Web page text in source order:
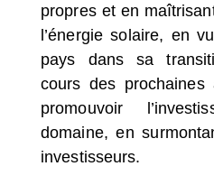
propres et en
l’énergie solaire, en
pays dans sa
cours des
promouvoir
domaine, en
investisseurs.